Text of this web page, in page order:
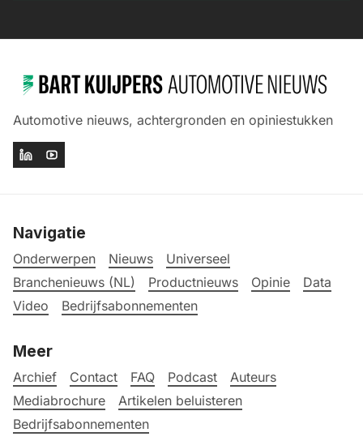
Automotive nieuws, achtergronden en opiniestukken
Navigatie
Onderwerpen Nieuws
Universeel
Branchenieuws (NL)
Productnieuws Opinie
Data
Video
Bedrijfsabonnementen
Meer
Archief Contact FAQ Podcast
Auteurs
Mediabrochure
Artikelen beluisteren
Bedrijfsabonnementen